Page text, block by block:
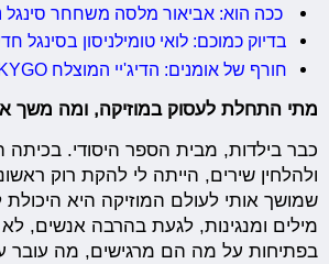
ככה הוא: אביאור מלסה משחחר סינגל
בדיוק כמוכם: לואי טומילניסון בסינגל
חורף של אומנים: הדיג'יי המוצלח KYGO יגיע לארץ!
מתי התחלת לעסוק במוזיקה, ומה משך
כבר בילדות, מבית הספר היסודי. בכיתה
ולהלחין שירים, הייתה לי להקת רוק
שמושך אותי לעולם המוזיקה היא
מילים ומנגינות, לגעת בהרבה אנשים,
בפתיחות על מה הם מרגישים, מה עובר